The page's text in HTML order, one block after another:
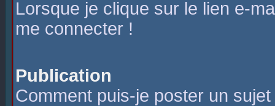
Lorsque je clique sur le lien e-
me connecter !
Publication
Comment puis-je poster un